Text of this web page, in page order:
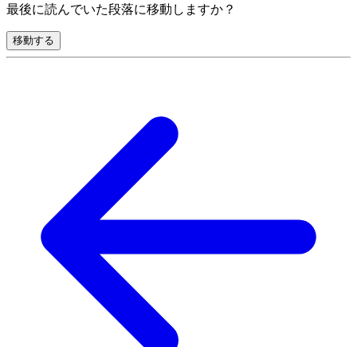
最後に読んでいた段落に移動しますか？
移動する